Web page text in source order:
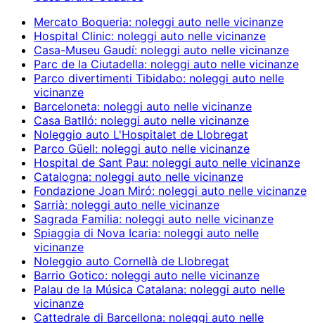
Mercato Boqueria: noleggi auto nelle vicinanze
Hospital Clinic: noleggi auto nelle vicinanze
Casa-Museu Gaudí: noleggi auto nelle vicinanze
Parc de la Ciutadella: noleggi auto nelle vicinanze
Parco divertimenti Tibidabo: noleggi auto nelle
vicinanze
Barceloneta: noleggi auto nelle vicinanze
Casa Batlló: noleggi auto nelle vicinanze
Noleggio auto L'Hospitalet de Llobregat
Parco Güell: noleggi auto nelle vicinanze
Hospital de Sant Pau: noleggi auto nelle vicinanze
Catalogna: noleggi auto nelle vicinanze
Fondazione Joan Miró: noleggi auto nelle vicinanze
Sarrià: noleggi auto nelle vicinanze
Sagrada Familia: noleggi auto nelle vicinanze
Spiaggia di Nova Icaria: noleggi auto nelle
vicinanze
Noleggio auto Cornellà de Llobregat
Barrio Gotico: noleggi auto nelle vicinanze
Palau de la Música Catalana: noleggi auto nelle
vicinanze
Cattedrale di Barcellona: noleggi auto nelle